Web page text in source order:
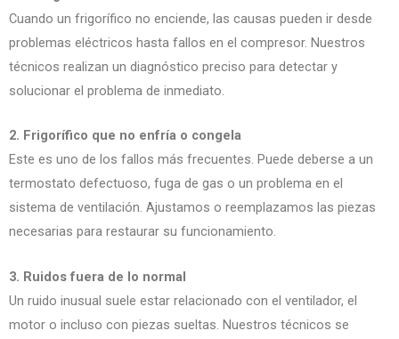
Cuando un frigorífico no enciende, las causas pueden ir desde
problemas eléctricos hasta fallos en el compresor. Nuestros
técnicos realizan un diagnóstico preciso para detectar y
solucionar el problema de inmediato.
2. Frigorífico que no enfría o congela
Este es uno de los fallos más frecuentes. Puede deberse a un
termostato defectuoso, fuga de gas o un problema en el
sistema de ventilación. Ajustamos o reemplazamos las piezas
necesarias para restaurar su funcionamiento.
3. Ruidos fuera de lo normal
Un ruido inusual suele estar relacionado con el ventilador, el
motor o incluso con piezas sueltas. Nuestros técnicos se